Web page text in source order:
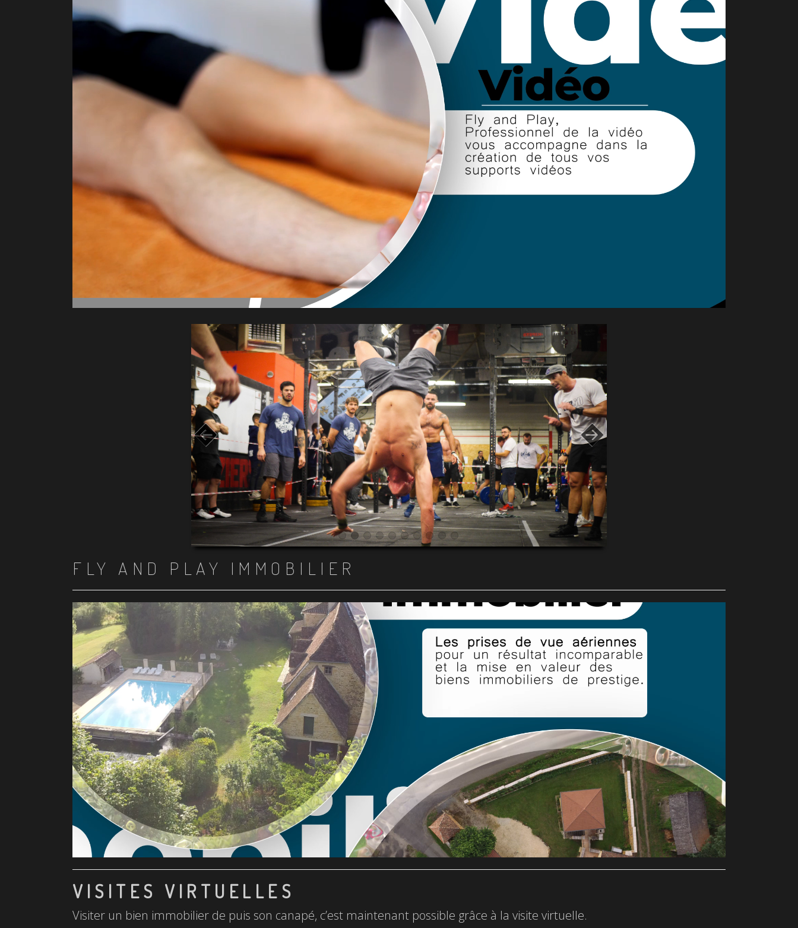
Item 1
Item 2
Item 3
Item 4
Item 5
Item 6
Item 7
Item 8
Item 9Item 10
FLY AND PLAY IMMOBILIER
VISITES VIRTUELLES
Visiter un bien immobilier de puis son canapé, c’est maintenant possible grâce à la visite virtuelle.